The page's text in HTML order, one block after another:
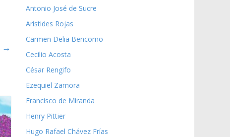
→
Antonio José de Sucre
Aristides Rojas
Carmen Delia Bencomo
Cecilio Acosta
César Rengifo
Ezequiel Zamora
Francisco de Miranda
Henry Pittier
Hugo Rafael Chávez Frías